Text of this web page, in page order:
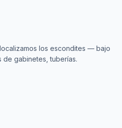
los escondites — bajo
gabinetes, tuberías.